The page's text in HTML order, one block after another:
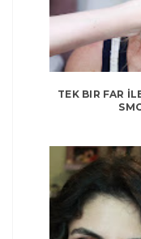
TEK BIR FAR